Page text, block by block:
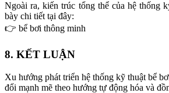
Ngoài ra, kiến trúc tổng thể của hệ thống
bày chi tiết tại đây:
👉 bể bơi thông minh
8. KẾT LUẬN
Xu hướng phát triển hệ thống kỹ thuật bể
đổi mạnh mẽ theo hướng tự động hóa và